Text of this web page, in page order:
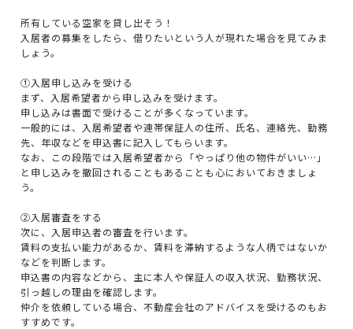
所有している空家を貸し出そう！
入居者の募集をしたら、借りたいという人が現れた場合を見てみま
しょう。
①入居申し込みを受ける
まず、入居希望者から申し込みを受けます。
申し込みは書面で受けることが多くなっています。
一般的には、入居希望者や連帯保証人の住所、氏名、連絡先、勤務
先、年収などを申込書に記入してもらいます。
なお、この段階では入居希望者から「やっぱり他の物件がいい…」
と申し込みを撤回されることもあることも心においておきましょ
う。
②入居審査をする
次に、入居申込者の審査を行います。
賃料の支払い能力があるか、賃料を滞納するような人柄ではないか
などを判断します。
申込書の内容などから、主に本人や保証人の収入状況、勤務状況、
引っ越しの理由を確認します。
仲介を依頼している場合、不動産会社のアドバイスを受けるのもお
すすめです。